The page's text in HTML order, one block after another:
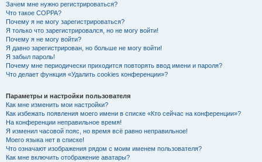
Зачем мне нужно регистрироваться?
Что такое COPPA?
Почему я не могу зарегистрироваться?
Я только что зарегистрировался, но не могу войти!
Почему я не могу войти?
Я давно зарегистрирован, но больше не могу войти!
Я забыл пароль!
Почему мне периодически приходится повторять ввод имени и пароля?
Что делает функция «Удалить cookies конференции»?
Параметры и настройки пользователя
Как мне изменить мои настройки?
Как избежать появления моего имени в списке «Кто сейчас на конференции»?
На конференции неправильное время!
Я изменил часовой пояс, но время всё равно неправильное!
Моего языка нет в списке!
Что означают изображения рядом с моим именем пользователя?
Как мне включить отображение аватары?